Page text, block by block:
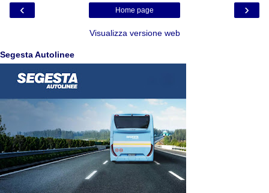
‹ ›
Home page
Visualizza versione web
Segesta Autolinee